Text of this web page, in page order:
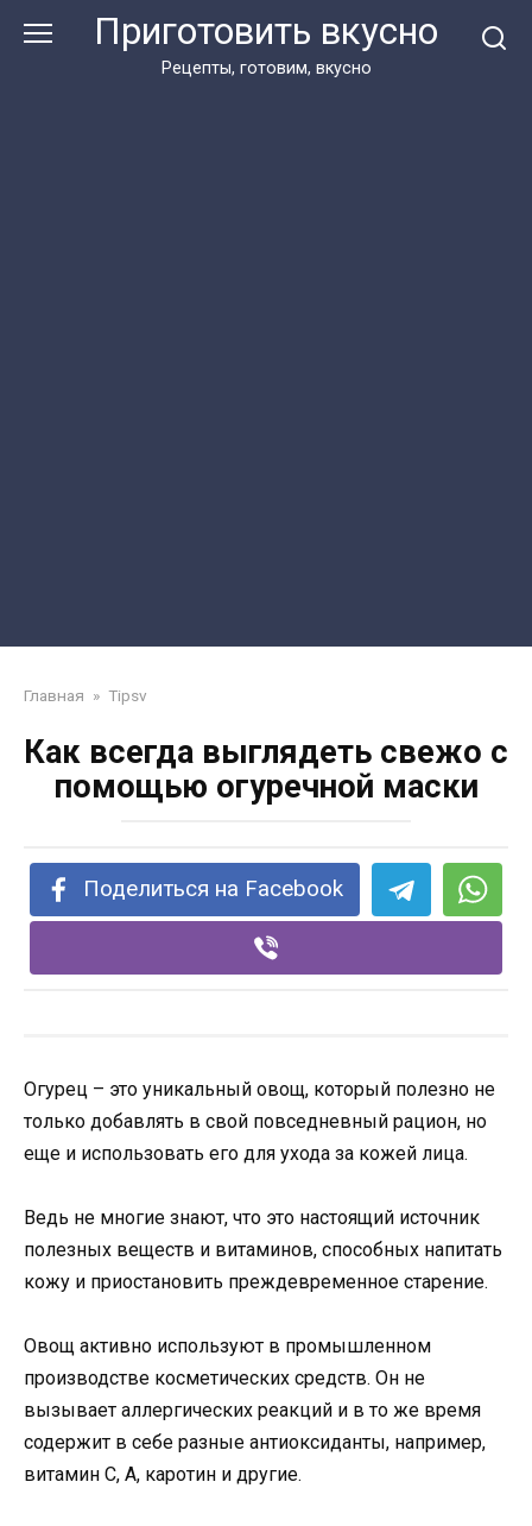
Приготовить вкусно
Рецепты, готовим, вкусно
Главная » Tipsv
Как всегда выглядеть свежо с
помощью огуречной маски
Поделиться на Facebook
Огурец – это уникальный овощ, который полезно не
только добавлять в свой повседневный рацион, но
еще и использовать его для ухода за кожей лица.
Ведь не многие знают, что это настоящий источник
полезных веществ и витаминов, способных напитать
кожу и приостановить преждевременное старение.
Овощ активно используют в промышленном
производстве косметических средств. Он не
вызывает аллергических реакций и в то же время
содержит в себе разные антиоксиданты, например,
витамин С, А, каротин и другие.